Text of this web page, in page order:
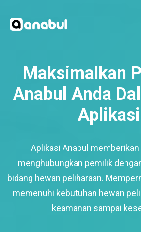
Maksimalkan
Anabul Anda
Aplikasi
Aplikasi Anabul memberikan
menghubungkan pemilik
bidang hewan peliharaan.
memenuhi kebutuhan hewan
keamanan sampai